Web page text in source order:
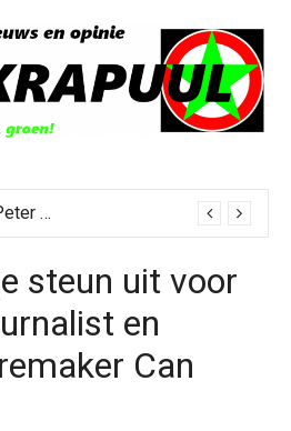
Gedachtenis van Peter Faber
steun uit voor
en
Can